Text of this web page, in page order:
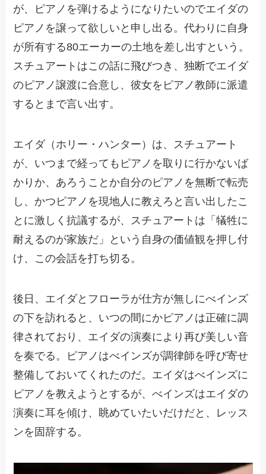
が、ピアノを弾けるようになりたいのでエイダの
ピアノを譲って欲しいと申し出る。代わりに自身
が所有する80エーカーの土地を差し出すという。
スチュアートはこの話に飛びつき、独断でエイダ
のピアノ譲渡に合意し、彼女をピアノ教師に派遣
するとまで言い出す。
エイダ（ホリー・ハンター）は、スチュアート
が、いつまで経ってもピアノを取りに行かないば
かりか、あろうことか自分のピアノを無断で転売
し、かつピアノを現地人に教えろと言い出したこ
とに激しく抗議するが、スチュアートは「犠牲に
耐えるのが家族だ」という自身の価値観を押し付
け、この会話を打ち切る。
後日、エイダとフローラが仕方が無しにべインズ
の下を訪れると、いつの間にかピアノは正確に調
律されており、エイダの演奏により再び美しい音
を奏でる。ピアノはべインズが調律師を呼び寄せ
整備しておいてくれたのだ。エイダはべインズに
ピアノを教えようとするが、べインズはエイダの
演奏に耳を傾け、眺めていたいだけだと、レッス
ンを固辞する。